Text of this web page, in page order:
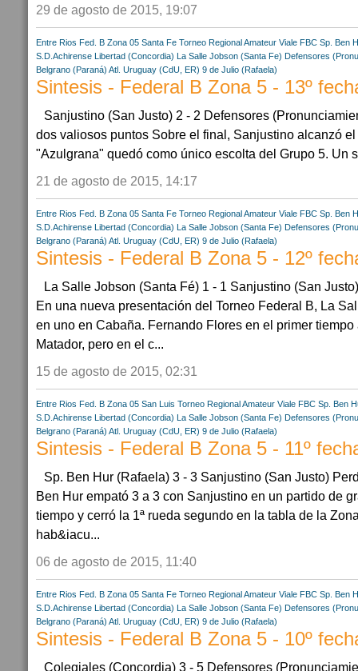
29 de agosto de 2015, 19:07
Entre Rios Fed. B Zona 05 Santa Fe Torneo Regional Amateur Viale FBC Sp. Ben
S.D.Achirense Libertad (Concordia) La Salle Jobson (Santa Fe) Defensores
Belgrano (Paraná) Atl. Uruguay (CdU, ER) 9 de Julio (Rafaela)
Sintesis - Federal B Zona 5 - 13º
Sanjustino (San Justo) 2 - 2 Defensores
dos valiosos puntos Sobre el final, Sanjustino alcanzó
"Azulgrana" quedó como único escolta del Grupo 5. Un
21 de agosto de 2015, 14:17
Entre Rios Fed. B Zona 05 Santa Fe Torneo Regional Amateur Viale FBC Sp. Ben
S.D.Achirense Libertad (Concordia) La Salle Jobson (Santa Fe) Defensores
Belgrano (Paraná) Atl. Uruguay (CdU, ER) 9 de Julio (Rafaela)
Sintesis - Federal B Zona 5 - 12º
La Salle Jobson (Santa Fé) 1 - 1 Sanjustino (San
En una nueva presentación del Torneo Federal B, La
en uno en Cabaña. Fernando Flores en el primer
Matador, pero en el c...
15 de agosto de 2015, 02:31
Entre Rios Fed. B Zona 05 San Luis Torneo Regional Amateur Viale FBC Sp. Ben
S.D.Achirense Libertad (Concordia) La Salle Jobson (Santa Fe) Defensores
Belgrano (Paraná) Atl. Uruguay (CdU, ER) 9 de Julio (Rafaela)
Sintesis - Federal B Zona 5 - 11º
Sp. Ben Hur (Rafaela) 3 - 3 Sanjustino (San Justo)
Ben Hur empató 3 a 3 con Sanjustino en un partido de
tiempo y cerró la 1ª rueda segundo en la tabla de la
hab&iacu...
06 de agosto de 2015, 11:40
Entre Rios Fed. B Zona 05 Santa Fe Torneo Regional Amateur Viale FBC Sp. Ben
S.D.Achirense Libertad (Concordia) La Salle Jobson (Santa Fe) Defensores
Belgrano (Paraná) Atl. Uruguay (CdU, ER) 9 de Julio (Rafaela)
Sintesis - Federal B Zona 5 - 10º
Colegiales (Concordia) 3 - 5 Defensores